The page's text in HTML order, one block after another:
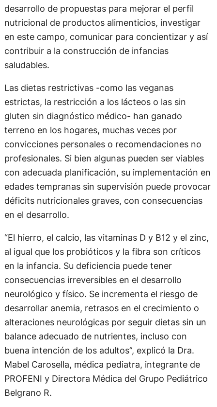
desarrollo de propuestas para mejorar el perfil
nutricional de productos alimenticios, investigar
en este campo, comunicar para concientizar y así
contribuir a la construcción de infancias
saludables.
Las dietas restrictivas -como las veganas
estrictas, la restricción a los lácteos o las sin
gluten sin diagnóstico médico- han ganado
terreno en los hogares, muchas veces por
convicciones personales o recomendaciones no
profesionales. Si bien algunas pueden ser viables
con adecuada planificación, su implementación en
edades tempranas sin supervisión puede provocar
déficits nutricionales graves, con consecuencias
en el desarrollo.
“El hierro, el calcio, las vitaminas D y B12 y el zinc,
al igual que los probióticos y la fibra son críticos
en la infancia. Su deficiencia puede tener
consecuencias irreversibles en el desarrollo
neurológico y físico. Se incrementa el riesgo de
desarrollar anemia, retrasos en el crecimiento o
alteraciones neurológicas por seguir dietas sin un
balance adecuado de nutrientes, incluso con
buena intención de los adultos”, explicó la Dra.
Mabel Carosella, médica pediatra, integrante de
PROFENI y Directora Médica del Grupo Pediátrico
Belgrano R.